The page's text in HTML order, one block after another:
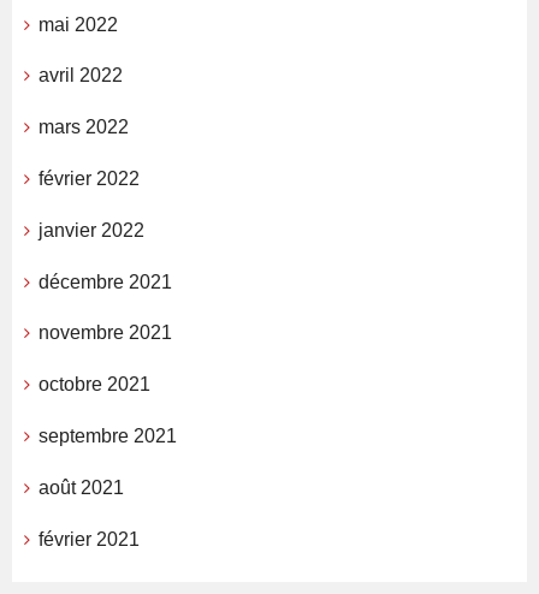
mai 2022
avril 2022
mars 2022
février 2022
janvier 2022
décembre 2021
novembre 2021
octobre 2021
septembre 2021
août 2021
février 2021